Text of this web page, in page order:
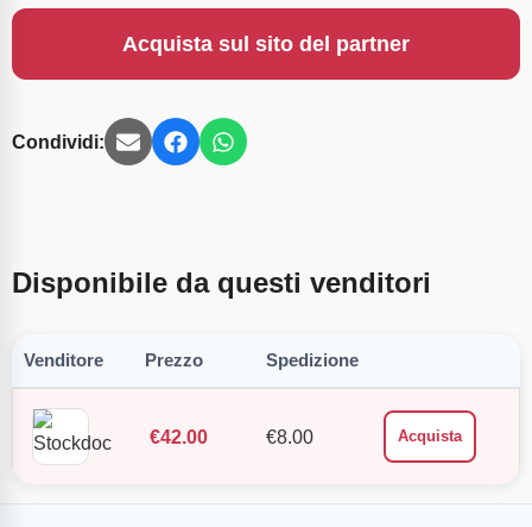
Acquista sul sito del partner
Condividi:
Disponibile da questi venditori
Venditore Prezzo Spedizione
€42.00 €8.00 Acquista